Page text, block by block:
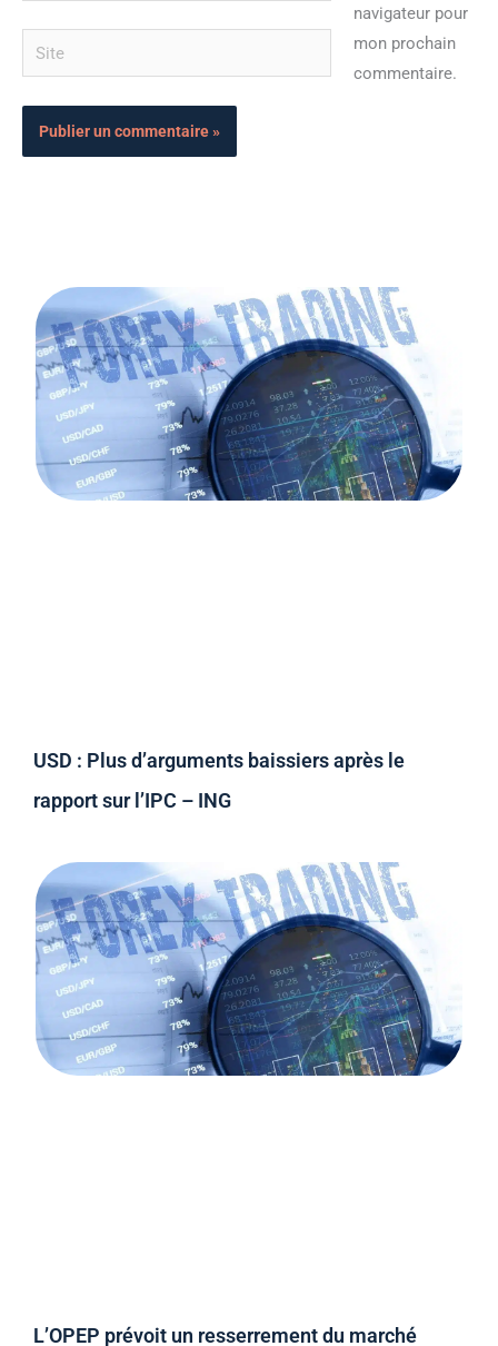
Site
navigateur pour
mon prochain
commentaire.
USD : Plus d’arguments baissiers après le
rapport sur l’IPC – ING
L’OPEP prévoit un resserrement du marché